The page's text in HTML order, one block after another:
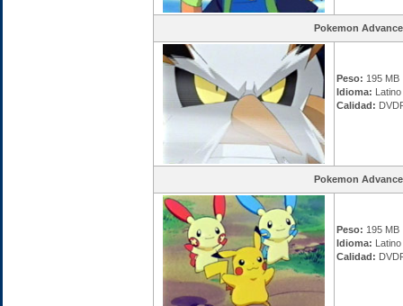
Pokemon
Peso: 195 MB
Idioma: Latino
Calidad:
Pokemon
Peso: 195 MB
Idioma: Latino
Calidad: